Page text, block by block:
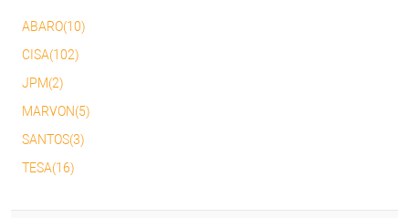
ABARO(10)
CISA(102)
JPM(2)
MARVON(5)
SANTOS(3)
TESA(16)